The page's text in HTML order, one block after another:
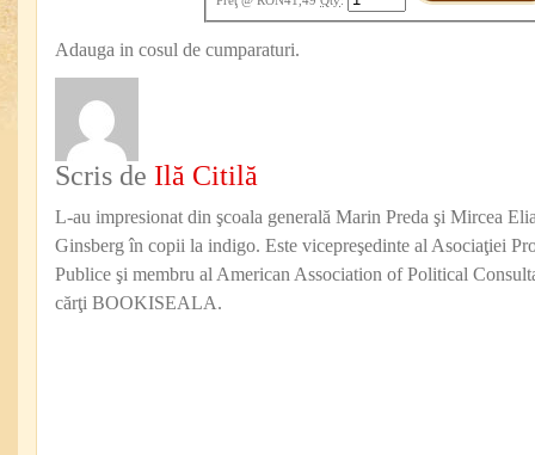
Adauga in cosul de cumparaturi.
Scris de Ilă Citilă
L-au impresionat din şcoala generală Marin Preda şi Mircea
Ginsberg în copii la indigo. Este vicepreşedinte al Asociaţiei
Publice şi membru al American Association of Political
cărţi BOOKISEALA.